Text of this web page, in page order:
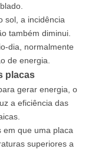
sol, a incidência
também diminui.
dia, normalmente
de energia.
placas
gerar energia, o
a eficiência das
em que uma placa
superiores a